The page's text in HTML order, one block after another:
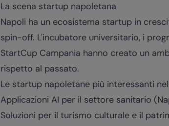
La scena startup napoletana
Napoli ha un ecosistema startup in
spin-off. L'incubatore universitario, i
StartCup Campania hanno creato un
rispetto al passato.
Le startup napoletane più interessanti
Applicazioni AI per il settore sanitario
Soluzioni per il turismo culturale e il